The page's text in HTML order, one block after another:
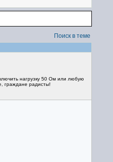
Поиск в теме
нагрузку 50 Ом или любую
граждане радисты!